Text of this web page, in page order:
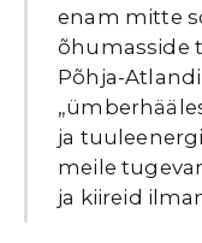
enam mitte
õhumasside
Põhja-
ja
meile
ja kiireid